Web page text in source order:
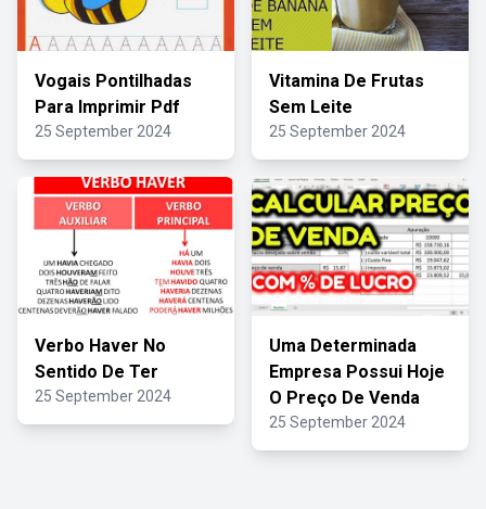
Vogais Pontilhadas
Para Imprimir Pdf
25 September 2024
Vitamina De Frutas
Sem Leite
25 September 2024
Verbo Haver No
Sentido De Ter
25 September 2024
Uma Determinada
Empresa Possui Hoje
O Preço De Venda
25 September 2024